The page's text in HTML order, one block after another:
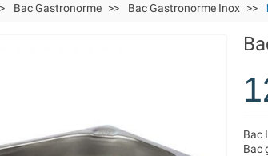
Bac Gastronorme Bac Gastronorme Inox
Bac
Bac